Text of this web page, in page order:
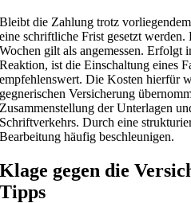
Bleibt die Zahlung trotz
eine schriftliche Frist gesetzt
Wochen gilt als angemessen. Erfolgt
Reaktion, ist die Einschaltung eines
empfehlenswert. Die Kosten hierfür
gegnerischen Versicherung
Zusammenstellung der Unterlagen
Schriftverkehrs. Durch eine
Bearbeitung häufig beschleunigen.
Klage gegen die
Tipps